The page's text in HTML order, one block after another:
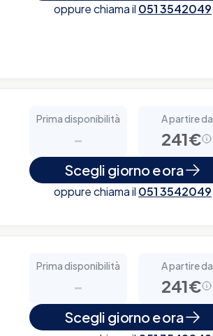
oppure chiama il 051 3542049
Prima disponibilità
-
A partire da
241€
Scegli giorno e ora
oppure chiama il 051 3542049
Prima disponibilità
-
A partire da
241€
Scegli giorno e ora